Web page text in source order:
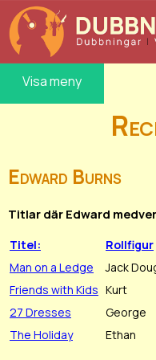
Visa meny
Edward Burns
Titlar där Edward
Titel:
Rollfigur
Man on a Ledge
Jack
Friends with Kids Kurt
27 Dresses
George
The Holiday
Ethan